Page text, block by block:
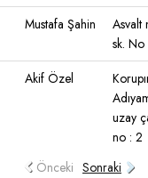
Mustafa Şahin
Asvalt
sk.
Akif Özel
uzay
no : 2
Önceki Sonraki